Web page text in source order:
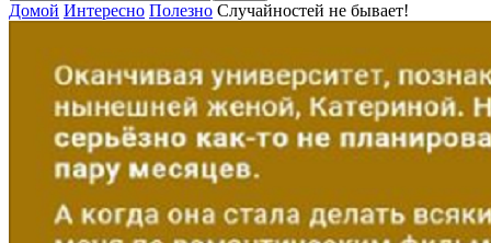
Домой Интересно Полезно Случайностей не бывает!